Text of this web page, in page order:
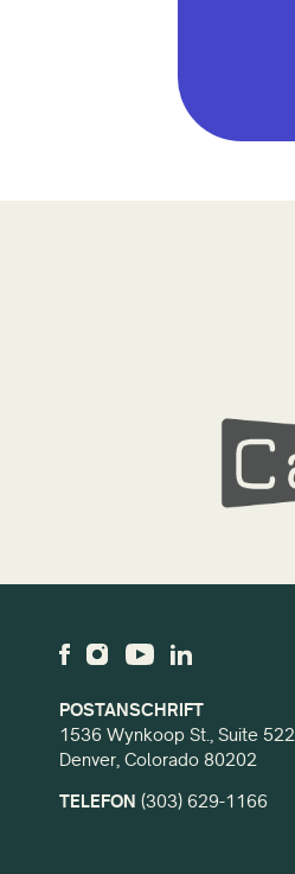
POSTANSCHRIFT
1536 Wynkoop St., Suite 522
Denver, Colorado 80202
TELEFON (303) 629-1166